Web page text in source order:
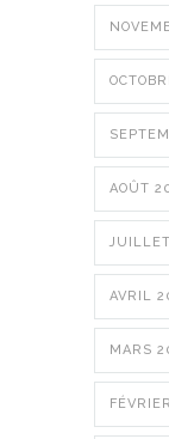
AOÛT
AVRIL
MARS